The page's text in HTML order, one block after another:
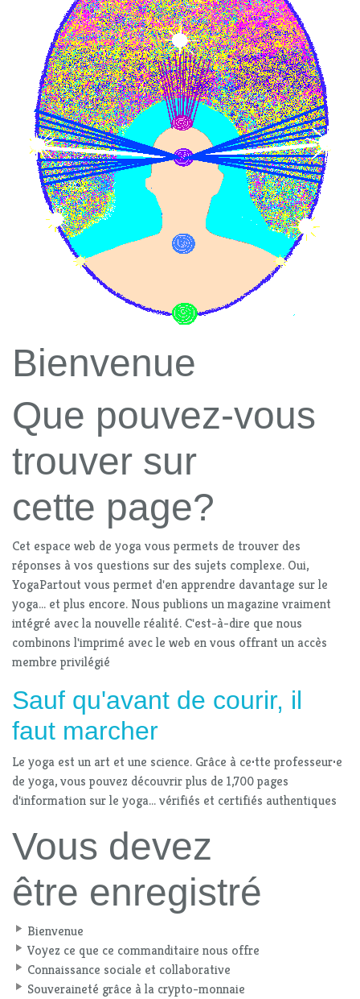
Bienvenue
Que pouvez-vous
trouver sur
cette page?
Cet espace web de yoga vous permets de trouver des
réponses à vos questions sur des sujets complexe. Oui,
YogaPartout vous permet d'en apprendre davantage sur le
yoga... et plus encore. Nous publions un magazine vraiment
intégré avec la nouvelle réalité. C'est-à-dire que nous
combinons l'imprimé avec le web en vous offrant un accès
membre privilégié
Sauf qu'avant de courir, il
faut marcher
Le yoga est un art et une science. Grâce à ce·tte professeur·e
de yoga, vous pouvez découvrir plus de 1,700 pages
d'information sur le yoga... vérifiés et certifiés authentiques
Vous devez
être enregistré
Bienvenue
Voyez ce que ce commanditaire nous offre
Connaissance sociale et collaborative
Souveraineté grâce à la crypto-monnaie